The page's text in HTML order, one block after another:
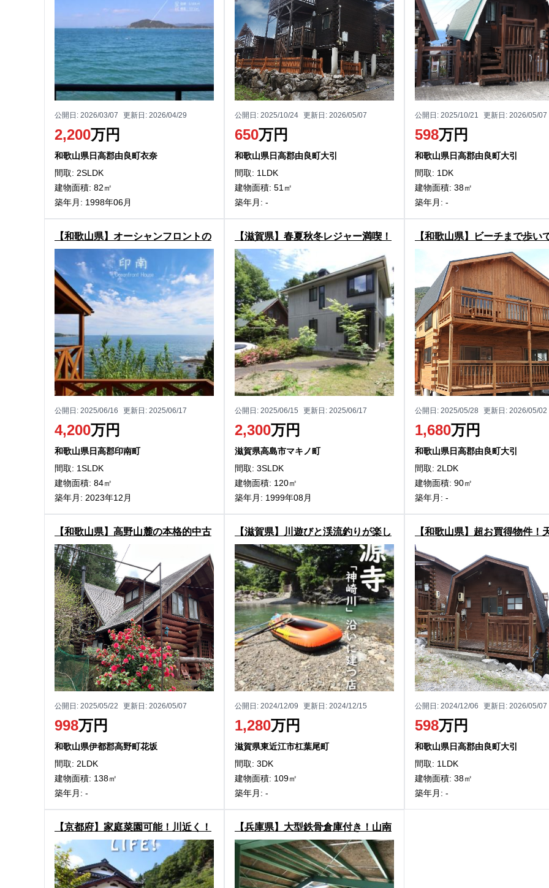
公開日: 2026/03/07 更新日: 2026/04/29
2,200万円
和歌山県日高郡由良町衣奈
間取: 2SLDK
建物面積: 82㎡
築年月: 1998年06月
公開日: 2025/10/24 更新日: 2026/05/07
650万円
和歌山県日高郡由良町大引
間取: 1LDK
建物面積: 51㎡
築年月: -
公開日: 2025/10/21 更新日: 2026/05/07
598万円
和歌山県日高郡由良町大引
間取: 1DK
建物面積: 38㎡
築年月: -
【和歌山県】オーシャンフロントの
絶景！印南町西ノ地の中古別荘物件
公開日: 2025/06/16 更新日: 2025/06/17
4,200万円
和歌山県日高郡印南町
間取: 1SLDK
建物面積: 84㎡
築年月: 2023年12月
【滋賀県】春夏秋冬レジャー満喫！
高島市マキノ町の中古戸建物件
公開日: 2025/06/15 更新日: 2025/06/17
2,300万円
滋賀県高島市マキノ町
間取: 3SLDK
建物面積: 120㎡
築年月: 1999年08月
【和歌山県】ビーチまで歩い
るお得な物件
公開日: 2025/05/28 更新日: 2026/05/02
1,680万円
和歌山県日高郡由良町大引
間取: 2LDK
建物面積: 90㎡
築年月: -
【和歌山県】高野山麓の本格的中古
ログハウス
公開日: 2025/05/22 更新日: 2026/05/07
998万円
和歌山県伊都郡高野町花坂
間取: 2LDK
建物面積: 138㎡
築年月: -
【滋賀県】川遊びと渓流釣りが楽し
める！東近江市杠葉尾町の中古戸建
物件
公開日: 2024/12/09 更新日: 2024/12/15
1,280万円
滋賀県東近江市杠葉尾町
間取: 3DK
建物面積: 109㎡
築年月: -
【和歌山県】超お買得物件！
泉がついた隠れ家中古物件
公開日: 2024/12/06 更新日: 2026/05/07
598万円
和歌山県日高郡由良町大引
間取: 1LDK
建物面積: 38㎡
築年月: -
【京都府】家庭菜園可能！川近く！
京都市右京区京北細野町「日本家
屋」物件
【兵庫県】大型鉄骨倉庫付き！山南
町山本の中古戸建